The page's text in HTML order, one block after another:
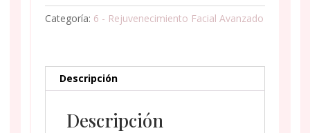
CON
VITAMINA
CRONO-
PROGRAMADA
Categoría: 6 - Rejuvenecimiento Facial Avanzado
Descripción
Descripción